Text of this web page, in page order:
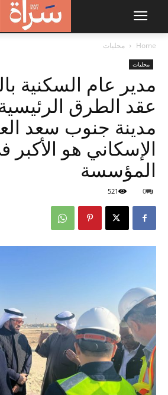
Home محليات
محليات
مدير عام السكنية
عقد الطرق
مدينة جنوب سعد
الإسكاني هو الأكبر
المؤسسة
0
521